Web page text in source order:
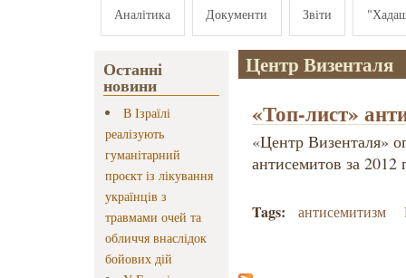
Аналітика Документи Звіти
Останні
новини
В Ізраїлі
реалізують
гуманітарний
проєкт із лікування
українців з
травмами очей та
обличчя внаслідок
бойових дій
Центр Визенталя
«Топ-лист»
«Центр Визенталя»
антисемитов за 2012
Tags: антисемитизм